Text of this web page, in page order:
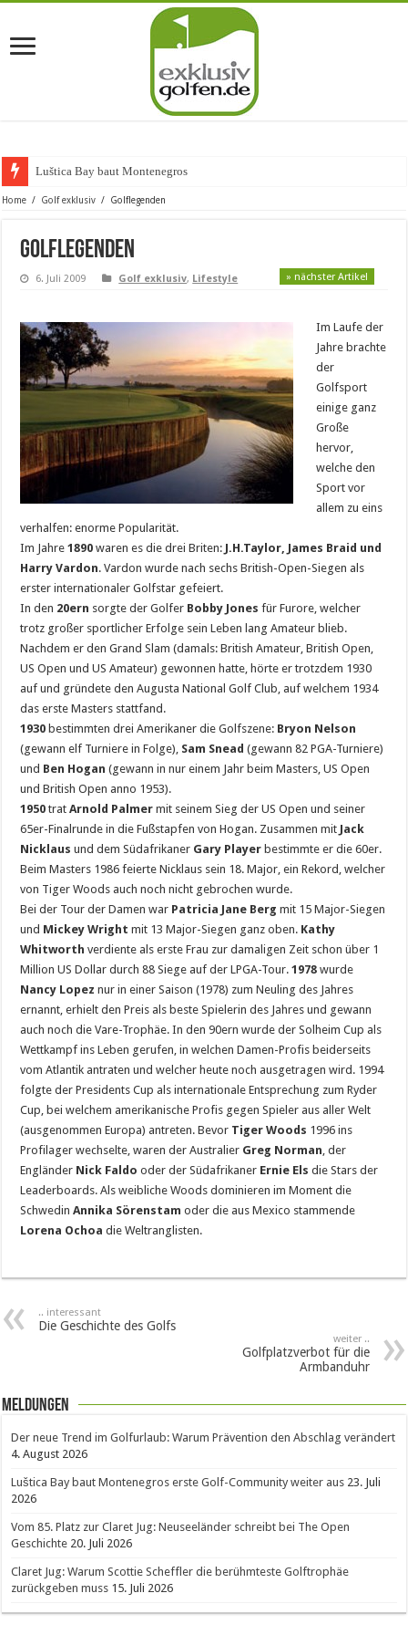
Luštica Bay baut Montenegros erste
Home / Golf exklusiv / Golflegenden
Golflegenden
6. Juli 2009 Golf exklusiv, Lifestyle » nächster Artikel
Im Laufe der
Jahre brachte
der
Golfsport
einige ganz
Große
hervor,
welche den
Sport vor
allem zu eins
verhalfen: enorme Popularität.
Im Jahre1890 waren es die drei Briten: J.H.Taylor, James Braid und
Harry Vardon. Vardon wurde nach sechs British-Open-Siegen als
erster internationaler Golfstar gefeiert.
In den 20ern sorgte der Golfer Bobby Jones für Furore, welcher
trotz großer sportlicher Erfolge sein Leben lang Amateur blieb.
Nachdem er den Grand Slam (damals: British Amateur, British Open,
US Open und US Amateur) gewonnen hatte, hörte er trotzdem 1930
auf und gründete den Augusta National Golf Club, auf welchem 1934
das erste Masters stattfand.
1930 bestimmten drei Amerikaner die Golfszene: Bryon Nelson
(gewann elf Turniere in Folge), Sam Snead (gewann 82 PGA-Turniere)
und Ben Hogan (gewann in nur einem Jahr beim Masters, US Open
und British Open anno 1953).
1950 tratArnold Palmer mit seinem Sieg der US Open und seiner
65er-Finalrunde in die Fußstapfen von Hogan. Zusammen mit Jack
Nicklausund dem Südafrikaner Gary Player bestimmte er die 60er.
Beim Masters 1986 feierte Nicklaus sein 18. Major, ein Rekord, welcher
von Tiger Woods auch noch nicht gebrochen wurde.
Bei der Tour der Damen war Patricia Jane Berg mit 15 Major-Siegen
und Mickey Wrightmit 13 Major-Siegen ganz oben. Kathy
Whitworth verdiente als erste Frau zur damaligen Zeit schon über 1
Million US Dollar durch 88 Siege auf der LPGA-Tour.1978 wurde
Nancy Lopez nur in einer Saison (1978) zum Neuling des Jahres
ernannt, erhielt den Preis als beste Spielerin des Jahres und gewann
auch noch die Vare-Trophäe. In den 90ern wurde der Solheim Cup als
Wettkampf ins Leben gerufen, in welchen Damen-Profis beiderseits
vom Atlantik antraten und welcher heute noch ausgetragen wird. 1994
folgte der Presidents Cup als internationale Entsprechung zum Ryder
Cup, bei welchem amerikanische Profis gegen Spieler aus aller Welt
(ausgenommen Europa) antreten. Bevor Tiger Woods 1996 ins
Profilager wechselte, waren der Australier Greg Norman, der
Engländer Nick Faldo oder der Südafrikaner Ernie Els die Stars der
Leaderboards. Als weibliche Woods dominieren im Moment die
SchwedinAnnika Sörenstam oder die aus Mexico stammende
Lorena Ochoadie Weltranglisten.
.. interessant
Die Geschichte des Golfs
weiter ..
Golfplatzverbot für die
Armbanduhr
Meldungen
Der neue Trend im Golfurlaub: Warum Prävention den Abschlag verändert
4. August 2026
Luštica Bay baut Montenegros erste Golf-Community weiter aus 23. Juli
2026
Vom 85. Platz zur Claret Jug: Neuseeländer schreibt bei The Open
Geschichte 20. Juli 2026
Claret Jug: Warum Scottie Scheffler die berühmteste Golftrophäe
zurückgeben muss 15. Juli 2026